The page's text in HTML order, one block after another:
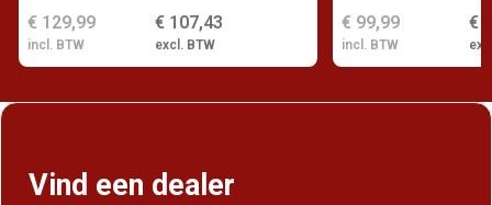
€ 107,43
excl. BTW
€ 129,99
incl. BTW
€
€ 99,99
incl. BTW
Vind een dealer